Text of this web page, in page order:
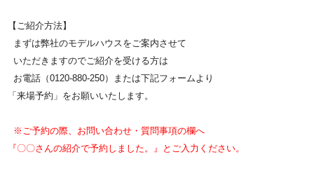
【ご紹介方法】
まずは弊社のモデルハウスをご案内させて
いただきますので ご紹介を受ける方は
お電話（0120-880-250）または下記フォームより
「来場予約」をお願いいたします。
※ご予約の際、お問い合わせ・質問事項の欄へ
『〇〇さんの紹介で予約しました。』とご入力ください。